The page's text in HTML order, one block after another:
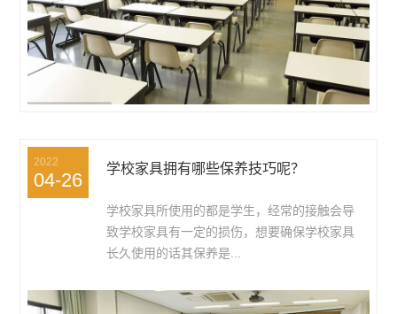
2022
04-26
学校家具拥有哪些保养技巧呢？
学校家具所使用的都是学生，经常的接触会导
致学校家具有一定的损伤，想要确保学校家具
长久使用的话其保养是...